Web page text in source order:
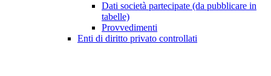
Dati società partecipate (da pubblicare in
tabelle)
Provvedimenti
Enti di diritto privato controllati